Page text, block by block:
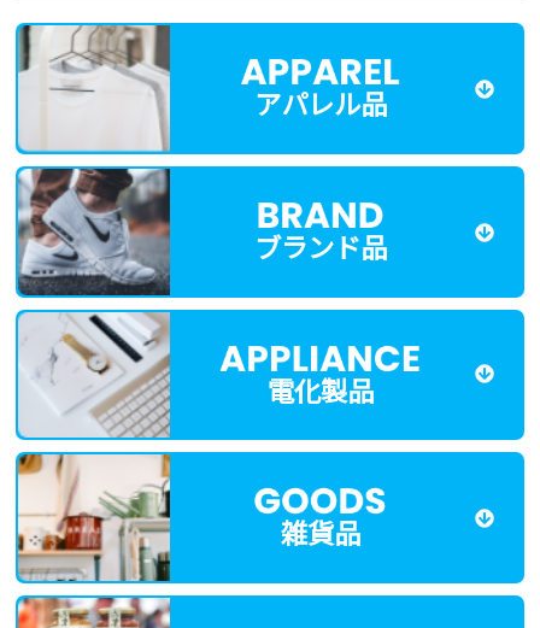
アパレル品
ブランド品
電化製品
雑貨品